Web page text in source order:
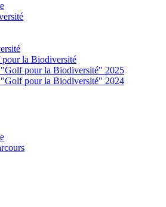
la Biodiversité
"Golf pour la Biodiversité" 2025
"Golf pour la Biodiversité" 2024